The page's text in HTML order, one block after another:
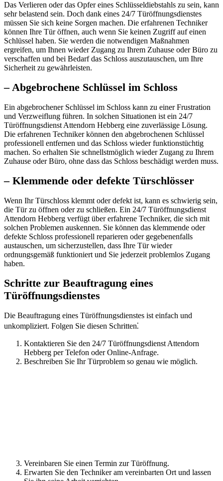
Das Verlieren oder das Opfer eines Schlüsseldiebstahls zu sein, kann
sehr belastend sein.​ Doch dank eines 24/7 Türöffnungsdienstes
müssen Sie sich keine Sorgen machen. Die erfahrenen Techniker
können Ihre Tür öffnen, auch wenn Sie keinen Zugriff auf einen
Schlüssel haben.​ Sie werden die notwendigen Maßnahmen
ergreifen, um Ihnen wieder Zugang zu Ihrem Zuhause oder Büro zu
verschaffen und bei Bedarf das Schloss auszutauschen, um Ihre
Sicherheit zu gewährleisten.
– Abgebrochene Schlüssel im Schloss
Ein abgebrochener Schlüssel im Schloss kann zu einer Frustration
und Verzweiflung führen.​ In solchen Situationen ist ein 24/7
Türöffnungsdienst Attendorn Hebberg eine zuverlässige Lösung.​
Die erfahrenen Techniker können den abgebrochenen Schlüssel
professionell entfernen und das Schloss wieder funktionstüchtig
machen.​ So erhalten Sie schnellstmöglich wieder Zugang zu Ihrem
Zuhause oder Büro, ohne dass das Schloss beschädigt werden muss.
– Klemmende oder defekte Türschlösser
Wenn Ihr Türschloss klemmt oder defekt ist, kann es schwierig sein,
die Tür zu öffnen oder zu schließen.​ Ein 24/7 Türöffnungsdienst
Attendorn Hebberg verfügt über erfahrene Techniker, die sich mit
solchen Problemen auskennen. Sie können das klemmende oder
defekte Schloss professionell reparieren oder gegebenenfalls
austauschen, um sicherzustellen, dass Ihre Tür wieder
ordnungsgemäß funktioniert und Sie jederzeit problemlos Zugang
haben.​
Schritte zur Beauftragung eines
Türöffnungsdienstes
Die Beauftragung eines Türöffnungsdienstes ist einfach und
unkompliziert.​ Folgen Sie diesen Schritten⁚
Kontaktieren Sie den 24/7 Türöffnungsdienst Attendorn
Hebberg per Telefon oder Online-Anfrage.​
Beschreiben Sie Ihr Türproblem so genau wie möglich.​
Vereinbaren Sie einen Termin zur Türöffnung.​
Erwarten Sie den Techniker am vereinbarten Ort und lassen